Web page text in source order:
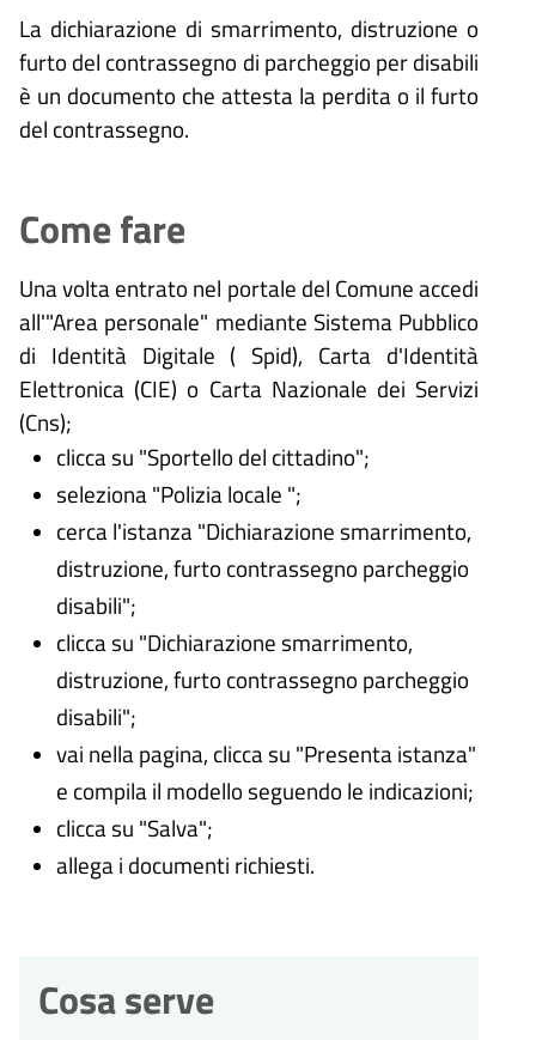
La dichiarazione di smarrimento, distruzione o
furto del contrassegno di parcheggio per disabili
è un documento che attesta la perdita o il furto
del contrassegno.
Come fare
Una volta entrato nel portale del Comune accedi
all'"Area personale" mediante Sistema Pubblico
di Identità Digitale ( Spid), Carta d'Identità
Elettronica (CIE) o Carta Nazionale dei Servizi
(Cns);
clicca su "Sportello del cittadino";
seleziona "Polizia locale ";
cerca l'istanza "Dichiarazione smarrimento,
distruzione, furto contrassegno parcheggio
disabili";
clicca su "Dichiarazione smarrimento,
distruzione, furto contrassegno parcheggio
disabili";
vai nella pagina, clicca su "Presenta istanza"
e compila il modello seguendo le indicazioni;
clicca su "Salva";
allega i documenti richiesti.
Cosa serve